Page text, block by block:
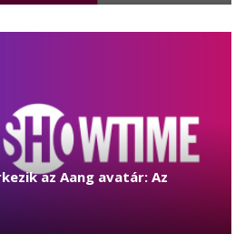
az Aang avatár: Az